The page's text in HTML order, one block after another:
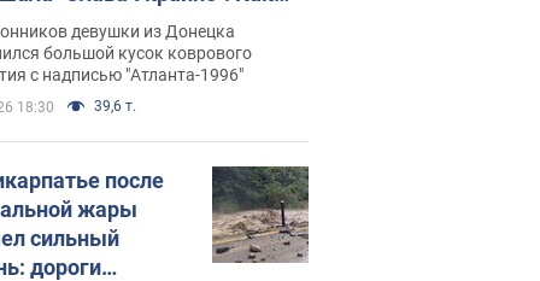
судьба Подкопаевой,
30 лет назад завоевала
Олимпиады
девушки из Донецка
большой кусок коврового
с надписью "Атланта-1996"
18:30 39,6 т.
после
жары
сильный
дороги